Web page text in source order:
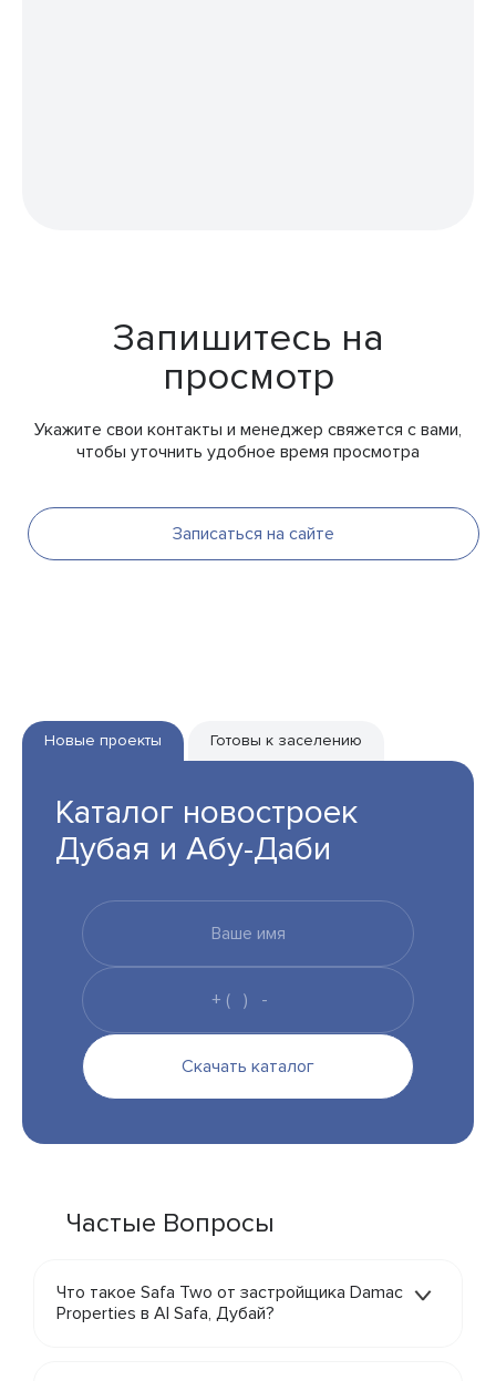
Запишитесь на
просмотр
Укажите свои контакты и менеджер свяжется с вами,
чтобы уточнить удобное время просмотра
Записаться на сайте
Новые проекты Готовы к заселению
Каталог новостроек
Дубая и Абу-Даби
Скачать каталог
Частые Вопросы
Что такое Safa Two от застройщика Damac
Properties в Al Safa, Дубай?